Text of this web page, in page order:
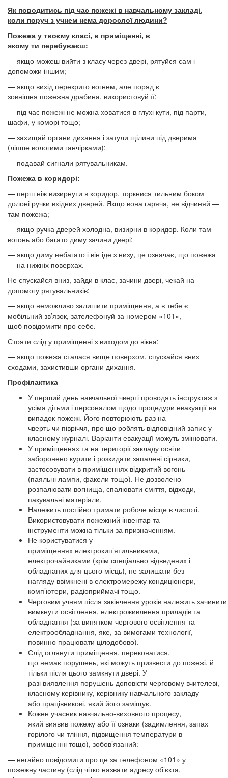
Як поводитись під час пожежі в навчальному закладі,
коли поруч з учнем нема дорослої людини?
Пожежа у твоєму класі, в приміщенні, в
якому ти перебуваєш:
— якщо можеш вийти з класу через двері, рятуйся сам і
допоможи іншим;
— якщо вихід перекрито вогнем, але поряд є
зовнішня пожежна драбина, використовуй її;
— під час пожежі не можна ховатися в глухі кути, під парти,
шафи, у коморі тощо;
— захищай органи дихання і затули щілини під дверима
(ліпше вологими ганчірками);
— подавай сигнали рятувальникам.
Пожежа в коридорі:
— перш ніж визирнути в коридор, торкнися тильним боком
долоні ручки вхідних дверей. Якщо вона гаряча, не відчиняй —
там пожежа;
— якщо ручка дверей холодна, визирни в коридор. Коли там
вогонь або багато диму зачини двері;
— якщо диму небагато і він іде з низу, це означає, що пожежа
— на нижніх поверхах.
Не спускайся вниз, зайди в клас, зачини двері, чекай на
допомогу рятувальників;
— якщо неможливо залишити приміщення, а в тебе є
мобільний зв’язок, зателефонуй за номером «101»,
щоб повідомити про себе.
Стояти слід у приміщенні з виходом до вікна;
— якщо пожежа сталася вище поверхом, спускайся вниз
сходами, захистивши органи дихання.
Профілактика
У перший день навчальної чверті проводять інструктаж з
усіма дітьми і персоналом щодо процедури евакуації на
випадок пожежі. Його повторюють раз на
чверть чи півріччя, про що роблять відповідний запис у
класному журналі. Варіанти евакуації можуть змінювати.
У приміщеннях та на території закладу освіти
заборонено курити і розкидати запалені сірники,
застосовувати в приміщеннях відкритий вогонь
(паяльні лампи, факели тощо). Не дозволено
розпалювати вогнища, спалювати сміття, відходи,
пакувальні матеріали.
Належить постійно тримати робоче місце в чистоті.
Використовувати пожежний інвентар та
інструменти можна тільки за призначенням.
Не користуватися у
приміщеннях електрокип’ятильниками,
електрочайниками (крім спеціально відведених і
обладнаних для цього місць), не залишати без
нагляду ввімкнені в електромережу кондиціонери,
комп’ютери, радіоприймачі тощо.
Черговим учням після закінчення уроків належить зачинити
вимкнути освітлення, електроживлення приладів та
обладнання (за винятком чергового освітлення та
електрообладнання, яке, за вимогами технології,
повинно працювати цілодобово).
Слід оглянути приміщення, переконатися,
що немає порушень, які можуть призвести до пожежі, й
тільки після цього замкнути двері. У
разі виявлення порушень доповісти черговому вчителеві,
класному керівнику, керівнику навчального закладу
або працівникові, який його заміщує.
Кожен учасник навчально-виховного процесу,
який виявив пожежу або її ознаки (задимлення, запах
горілого чи тління, підвищення температури в
приміщенні тощо), зобов’язаний:
— негайно повідомити про це за телефоном «101» у
пожежну частину (слід чітко назвати адресу об’єкта,